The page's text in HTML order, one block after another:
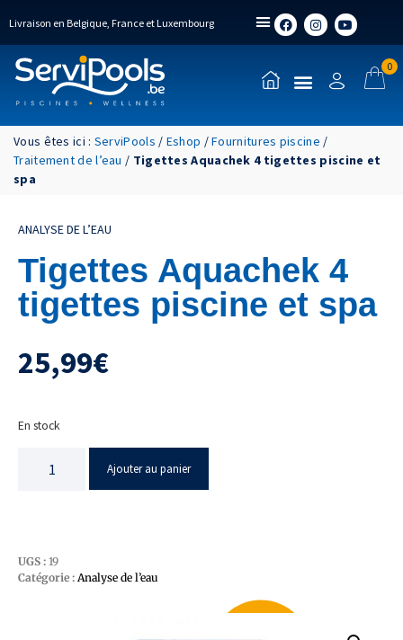
Livraison en Belgique, France et Luxembourg
0
Vous êtes ici : ServiPools / Eshop /Fournitures piscine /
Traitement de l’eau / Tigettes Aquachek 4 tigettes piscine et
spa
ANALYSE DE L’EAU
Tigettes Aquachek 4
tigettes piscine et spa
25,99€
En stock
Ajouter au panier
UGS : 19
Catégorie : Analyse de l’eau